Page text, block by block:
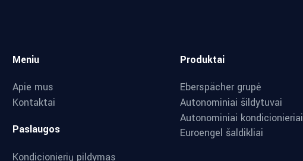
Meniu
Apie mus
Kontaktai
Paslaugos
Kondicionierių pildymas
Produktai
Eberspächer grupė
Autonominiai šildytuvai
Autonominiai kondicionieriai
Euroengel šaldikliai